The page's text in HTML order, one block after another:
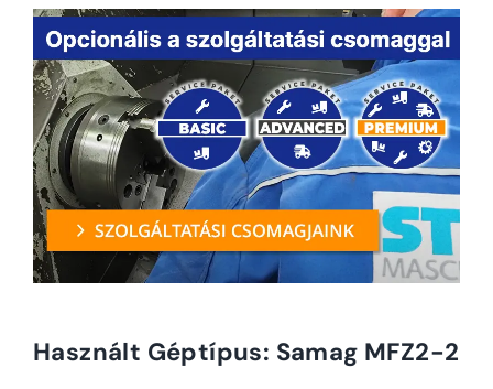
Használt Géptípus: Samag MFZ2-2